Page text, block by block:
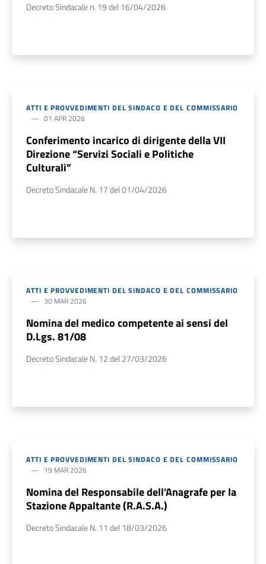
Decreto Sindacale n. 19 del 16/04/2026
ATTI E PROVVEDIMENTI DEL SINDACO E DEL COMMISSARIO
01 APR 2026
Conferimento incarico di dirigente della VII
Direzione “Servizi Sociali e Politiche
Culturali”
Decreto Sindacale N. 17 del 01/04/2026
ATTI E PROVVEDIMENTI DEL SINDACO E DEL COMMISSARIO
30 MAR 2026
Nomina del medico competente ai sensi del
D.Lgs. 81/08
Decreto Sindacale N. 12 del 27/03/2026
ATTI E PROVVEDIMENTI DEL SINDACO E DEL COMMISSARIO
19 MAR 2026
Nomina del Responsabile dell'Anagrafe per la
Stazione Appaltante (R.A.S.A.)
Decreto Sindacale N. 11 del 18/03/2026